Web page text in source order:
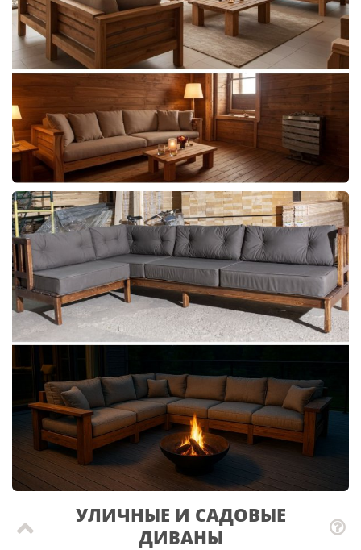
УЛИЧНЫЕ И САДОВЫЕ
ДИВАНЫ